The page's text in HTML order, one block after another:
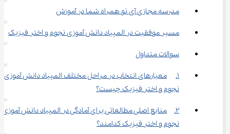
مدرسه مجازی آی نو همراه شما در آموزش
مسیر موفقیت در المپیاد دانش آموزی نجوم و اختر فیزیک
سوالات متداول
1.	معیارهای انتخاب در مراحل مختلف المپیاد دانش آموزی
نجوم و اختر فیزیک چیست؟
2.	منابع اصلی مطالعاتی برای آمادگی در المپیاد دانش آموزی
نجوم و اختر فیزیک کدامند؟